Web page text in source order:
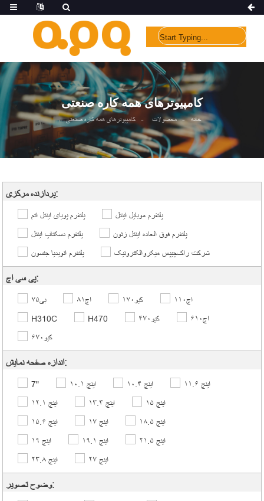
کامپیوترهای همه کاره صنعتی
خانه محصولات کامپیوترهای همه کاره صنعتی
پردازنده مرکزی:
پلتفرم پویای اینتل اتم
پلتفرم موبایل اینتل
پلتفرم دسکتاپ اینتل
پلتفرم فوق العاده اینتل زئون
پلتفرم انویدیا جتسون
شرکت راک‌چیپس میکروالکترونیک
پی سی اچ:
بی۷۵ اچ۸۱ کیو۱۷۰
اچ۱۱۰
H310C
H470 کیو۴۷۰
اچ۶۱۰
کیو۶۷۰
اندازه صفحه نمایش:
7" ۱۰.۱ اینچ ۱۰.۴ اینچ
۱۱.۶ اینچ
۱۲.۱ اینچ
۱۳.۳ اینچ
۱۵ اینچ
۱۵.۶ اینچ
۱۷ اینچ
۱۸.۵ اینچ
۱۹ اینچ
۱۹.۱ اینچ
۲۱.۵ اینچ
۲۳.۸ اینچ
۲۷ اینچ
وضوح تصویر: